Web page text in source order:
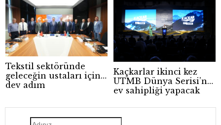
Tekstil sektöründe
geleceğin ustaları için
dev adım
Kaçkarlar ikinci kez
UTMB Dünya Serisi’ne
ev sahipliği yapacak